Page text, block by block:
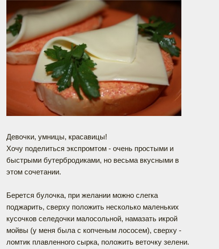
Девочки, умницы, красавицы!
Хочу поделиться экспромтом - очень простыми и
быстрыми бутербродиками, но весьма вкусными в
этом сочетании.
Берется булочка, при желании можно слегка
поджарить, сверху положить несколько маленьких
кусочков селедочки малосольной, намазать икрой
мойвы (у меня была с копченым лососем), сверху -
ломтик плавленного сырка, положить веточку зелени.